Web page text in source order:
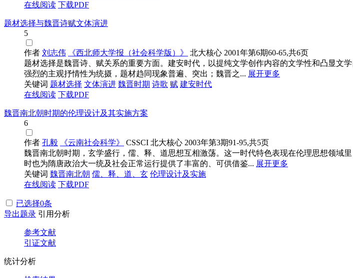
在线阅读 下载PDF
题材选择与魏晋诗赋文体演进
5
作者 刘志伟 《西北师大学报（社会科学版）》 北大核心 2001年第6期60-65,共6页
题材选择是魏晋诗、赋关系的重要方面。建安时代，以提纯文学创作内容的文学性和凸显文
强烈的主观抒情性为统摄，题材趋同现象普遍、突出；魏晋之... 展开更多
关键词 题材选择 文体演进 魏晋时期 诗歌 赋 建安时代
在线阅读 下载PDF
魏晋南北朝时期的伦理设计及其实施方案
6
作者 孔毅 《云南社会科学》 CSSCI 北大核心 2003年第3期91-95,共5页
魏晋南北朝时期，玄学盛行，儒、释、道思想互相激荡。这一时代特色表现在伦理思想领域
时也为隋唐政治大一统及社会正常运行提供了丰富的、可供借鉴... 展开更多
关键词 魏晋南北朝 儒、释、道、玄 伦理设计及实施
在线阅读 下载PDF
已选择0条
导出题录 引用分析
参考文献
引证文献
统计分析